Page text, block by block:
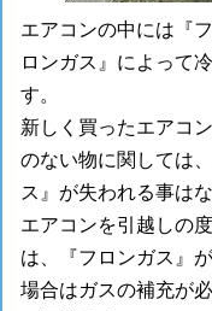
エアコンの中には『
ロンガス』によって
す。
新しく買ったエアコ
のない物に関しては
ス』が失われる事は
エアコンを引越しの
は、『フロンガス』
場合はガスの補充が